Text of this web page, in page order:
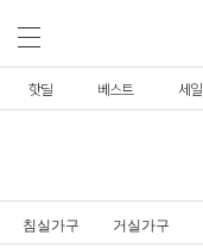
핫딜 베스트 세일
침실가구 거실가구